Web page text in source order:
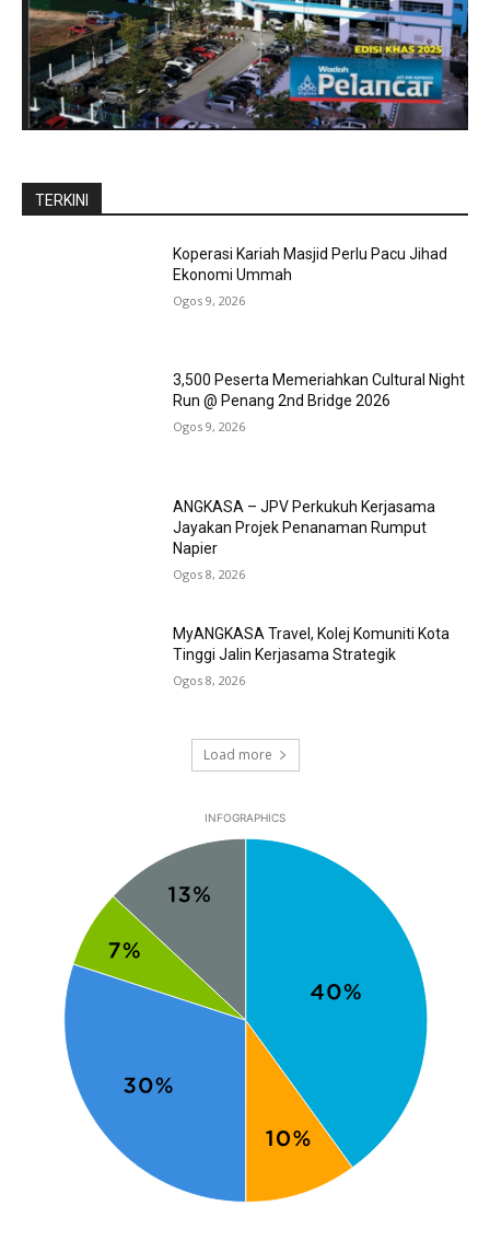
TERKINI
Koperasi Kariah Masjid Perlu Pacu Jihad
Ekonomi Ummah
Ogos 9, 2026
3,500 Peserta Memeriahkan Cultural Night
Run @ Penang 2nd Bridge 2026
Ogos 9, 2026
ANGKASA – JPV Perkukuh Kerjasama
Jayakan Projek Penanaman Rumput
Napier
Ogos 8, 2026
MyANGKASA Travel, Kolej Komuniti Kota
Tinggi Jalin Kerjasama Strategik
Ogos 8, 2026
Load more
INFOGRAPHICS